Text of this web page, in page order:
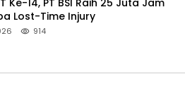
Ke-14, PT BSI Raih 25 Juta Jam
Lost-Time Injury
914